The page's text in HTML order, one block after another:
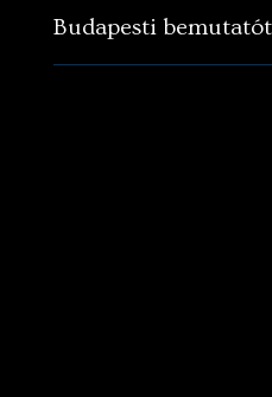
Budapesti